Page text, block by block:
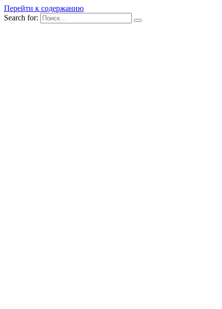
Перейти к содержанию
Search for: